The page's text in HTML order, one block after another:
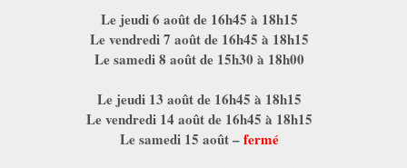
Le jeudi 6 août de 16h45 à 18h15
Le vendredi 7 août de 16h45 à 18h15
Le samedi 8 août de 15h30 à 18h00
Le jeudi 13 août de 16h45 à 18h15
Le vendredi 14 août de 16h45 à 18h15
Le samedi 15 août –fermé